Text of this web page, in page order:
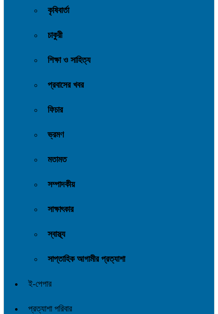
কৃষিবার্তা
চাকুরী
শিক্ষা ও সাহিত্য
প্রবাসের খবর
ফিচার
ভ্রমণ
মতামত
সম্পাদকীয়
সাক্ষাৎকার
স্বাস্থ্য
সাপ্তাহিক আগামীর প্রত্যাশা
ই-পেপার
প্রত্যাশা পরিবার